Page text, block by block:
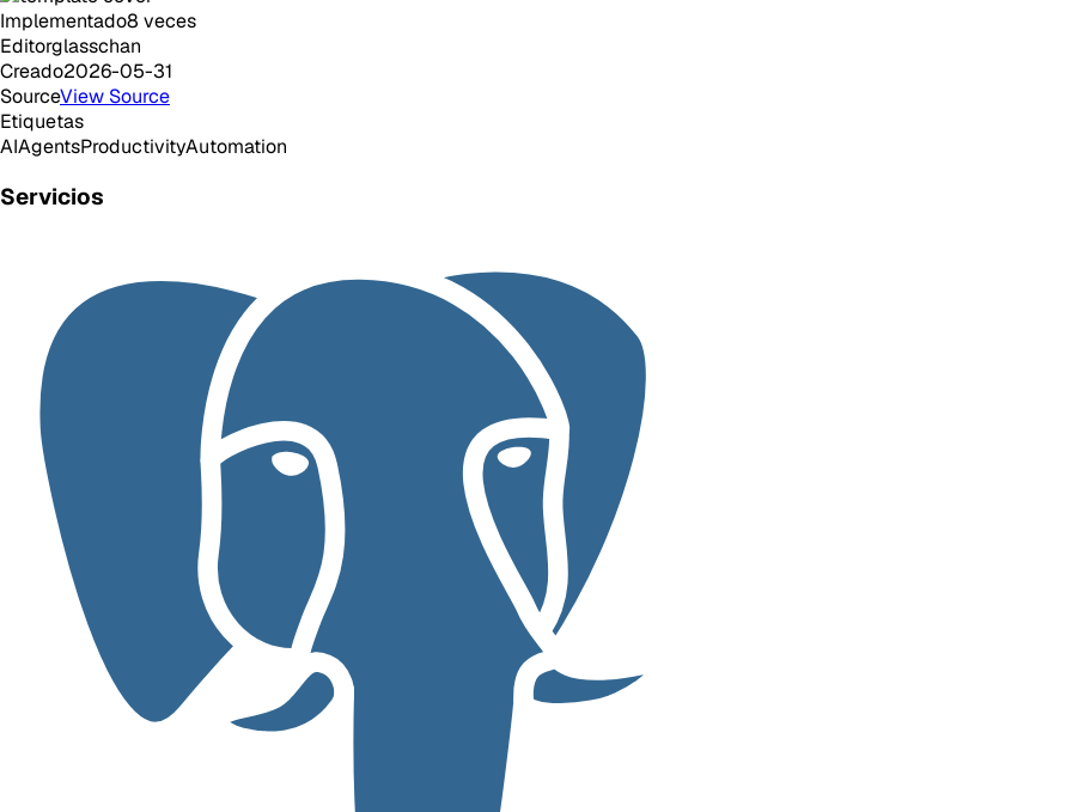
Implementado8 veces
Editorglasschan
Creado2026-05-31
SourceView Source
Etiquetas
AIAgentsProductivityAutomation
Servicios